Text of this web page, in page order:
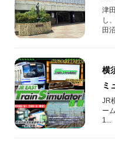
津
し
田
横
ミ
JR
ー
1...